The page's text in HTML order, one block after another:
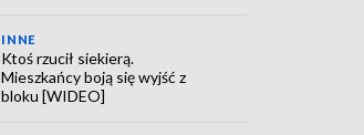
INNE
Ktoś rzucił siekierą.
Mieszkańcy boją się wyjść z
bloku [WIDEO]